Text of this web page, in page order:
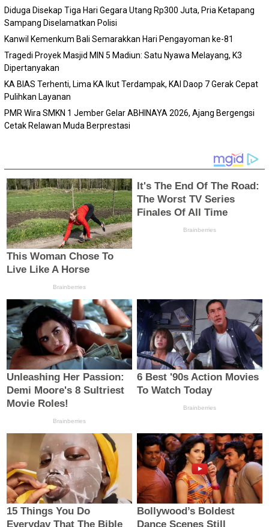
Diduga Disekap Tiga Hari Gegara Utang Rp300 Juta, Pria Ketapang
Sampang Diselamatkan Polisi
Kanwil Kemenkum Bali Semarakkan Hari Pengayoman ke-81
Tragedi Proyek Masjid MIN 5 Madiun: Satu Nyawa Melayang, K3
Dipertanyakan
KA BIAS Terhenti, Lima KA Ikut Terdampak, KAI Daop 7 Gerak Cepat
Pulihkan Layanan
PMR Wira SMKN 1 Jember Gelar ABHINAYA 2026, Ajang Bergengsi
Cetak Relawan Muda Berprestasi